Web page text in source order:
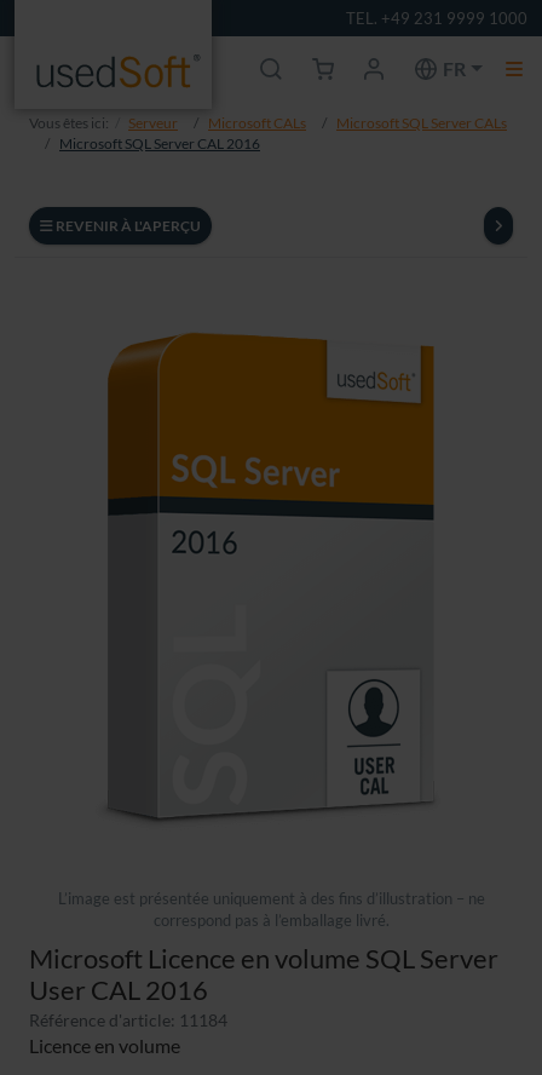
TEL. +49 231 9999 1000
FR
Vous êtes ici: Serveur Microsoft CALs
Microsoft SQL Server CALs
Microsoft SQL Server CAL 2016
REVENIR À L'APERÇU
L’image est présentée uniquement à des fins d’illustration – ne
correspond pas à l’emballage livré.
Microsoft Licence en volume SQL Server
User CAL 2016
Référence d'article: 11184
Licence en volume